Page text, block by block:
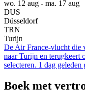
wo. 12 aug - ma. 17 aug
DUS
Düsseldorf
TRN
Turijn
De Air France-vlucht die
naar Turijn en terugkeert
selecteren. 1 dag geleden
Boek met